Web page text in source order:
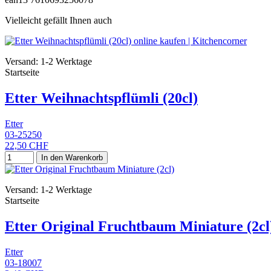
Vielleicht gefällt Ihnen auch
Versand: 1-2 Werktage
Startseite
Etter Weihnachtspflümli (20cl)
Etter
03-25250
22,50 CHF
In den Warenkorb
Versand: 1-2 Werktage
Startseite
Etter Original Fruchtbaum Miniature
Etter
03-18007